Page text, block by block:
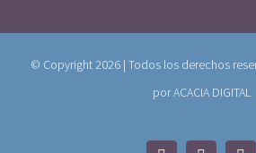
©️ Copyright2026 | Todos los derechos
porACACIA DIGITAL